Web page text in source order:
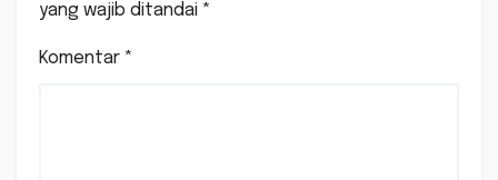
yang wajib ditandai *
Komentar *